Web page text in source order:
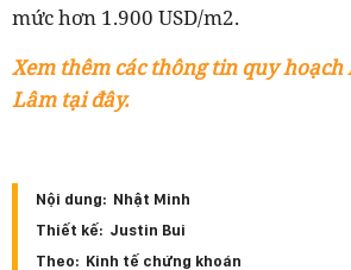
mức hơn 1.900 USD/m2.
Xem thêm các thông tin quy hoạch
Lâm tại đây.
Nội dung: Nhật Minh
Thiết kế: Justin Bui
Theo: Kinh tế chứng khoán